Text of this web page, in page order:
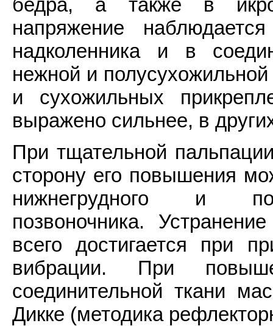
бедра, а также в
напряжение
надколенника и в
нежной и
и сухожильных
выражено сильнее, в
При тщательной
сторону его повышения
нижнегрудного и
позвоночника.
всего достигается при
вибрации. При
соединительной ткани
Дикке (методика